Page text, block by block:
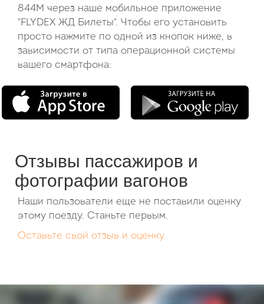
844М через наше мобильное приложение
"FLYDEX ЖД Билеты". Чтобы его установить
просто нажмите по одной из кнопок ниже, в
зависимости от типа операционной системы
вашего смартфона:
Отзывы пассажиров и
фотографии вагонов
Наши пользователи еще не поставили оценку
этому поезду. Станьте первым.
Оставьте свой отзыв и оценку.